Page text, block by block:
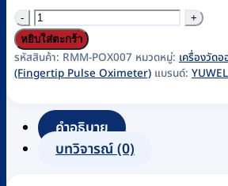
จำนวน
เครื่อง
วัด
ออกซิเจน
นิ้ว
YUWELL
หยิบใส่ตะกร้า
รหัสสินค้า: RMM-POX007 หมวดหมู่: เครื่องวัด
(Fingertip Pulse Oximeter) แบรนด์:
คำอธิบาย
บทวิจารณ์ (0)